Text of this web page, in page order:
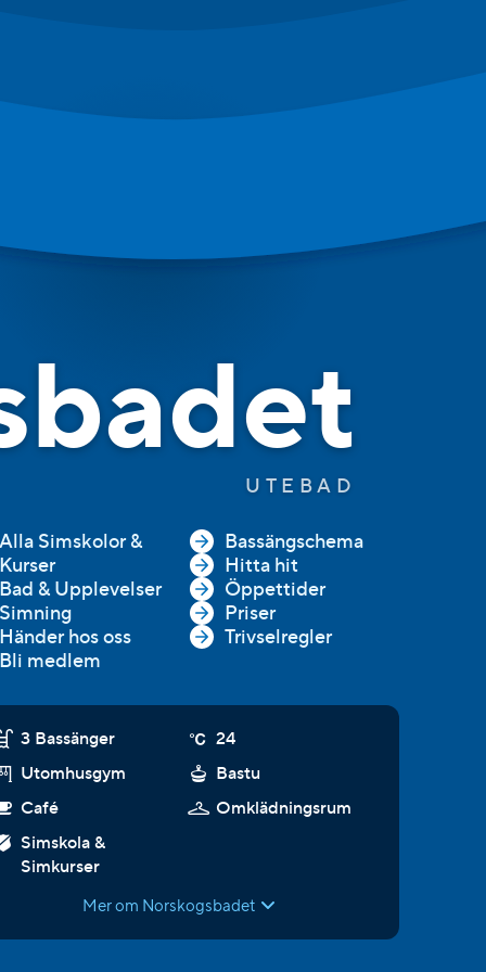
UTEBAD
Alla Simskolor &
Kurser
Bad & Upplevelser
Simning
Händer hos oss
Bli medlem
Bassängschema
Hitta hit
Öppettider
Priser
Trivselregler
3 Bassänger
24
Utomhusgym
Bastu
Café
Omklädningsrum
Simskola &
Simkurser
Mer om Norskogsbadet